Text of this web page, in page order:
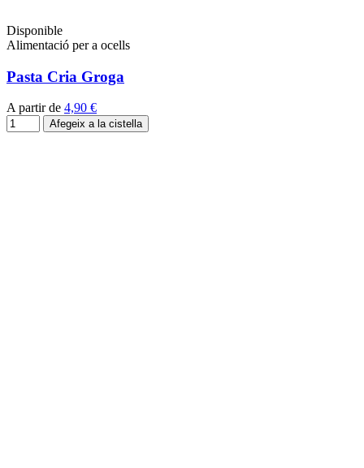
Disponible
Alimentació per a ocells
Pasta Cria Groga
A partir de 4,90 €
Afegeix a la cistella